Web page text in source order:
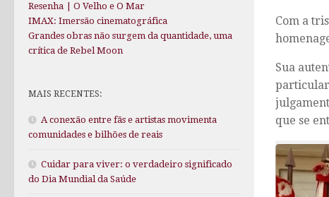
Com a
Sua
particular
que se
Resenha | O Velho e O Mar
IMAX: Imersão cinematográfica
Grandes obras não surgem da quantidade, uma
crítica de Rebel Moon
MAIS RECENTES:
A conexão entre fãs e artistas movimenta
comunidades e bilhões de reais
Cuidar para viver: o verdadeiro significado
do Dia Mundial da Saúde